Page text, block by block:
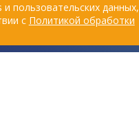
пользовательских данных,
с Политикой обработки